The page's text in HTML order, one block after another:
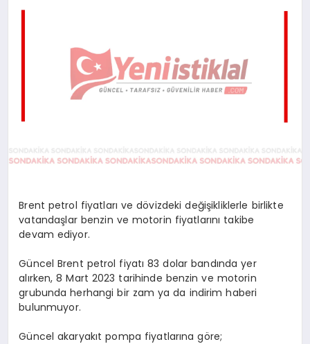
SAĞLIK
Brent petrol fiyatları ve dövizdeki değişikliklerle birlikte
vatandaşlar benzin ve motorin fiyatlarını takibe
devam ediyor.
Güncel Brent petrol fiyatı 83 dolar bandında yer
alırken, 8 Mart 2023 tarihinde benzin ve motorin
grubunda herhangi bir zam ya da indirim haberi
bulunmuyor.
Güncel akaryakıt pompa fiyatlarına göre;